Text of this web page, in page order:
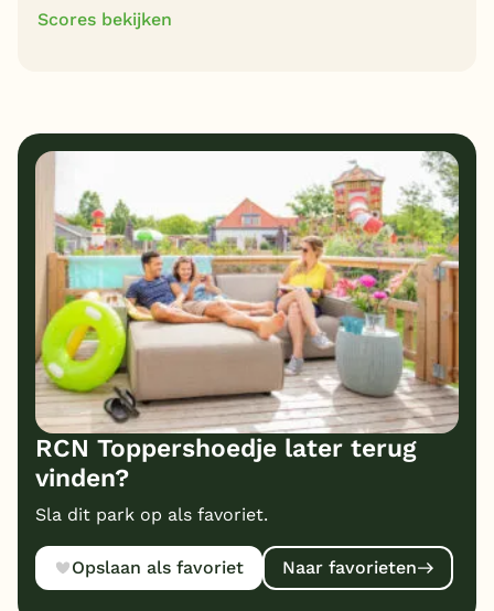
Scores bekijken
Kindvriendelijk
8 Prijs/kwaliteit
RCN Toppershoedje later terug
vinden?
Sla dit park op als favoriet.
Opslaan als favoriet Naar favorieten